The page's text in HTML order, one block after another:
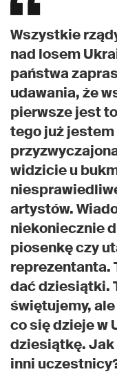
Wszystkie
nad losem
państwa
udawania, że
pierwsze jest
tego już
widzicie u
artystów.
niekoniecznie
piosenkę czy
reprezentanta.
dać dziesiątki.
świętujemy,
co się dzieje w
dziesiątkę. Jak
inni